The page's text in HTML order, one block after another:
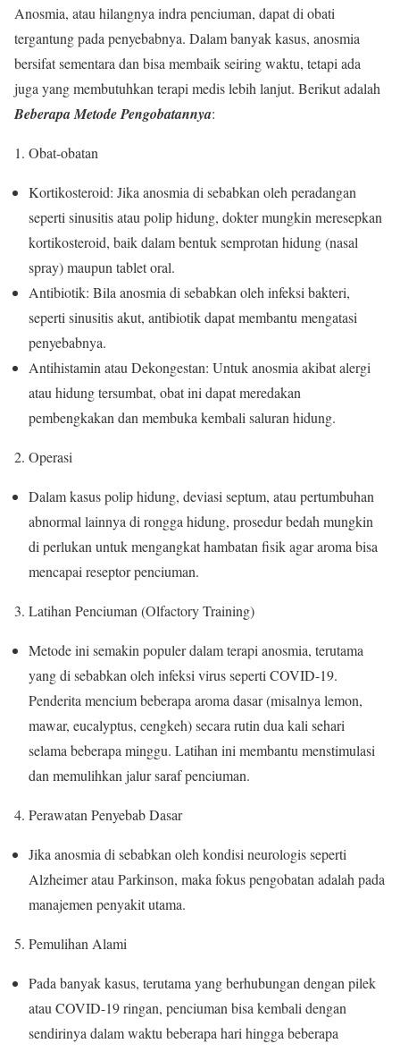
Anosmia, atau hilangnya indra penciuman, dapat di obati
tergantung pada penyebabnya. Dalam banyak kasus, anosmia
bersifat sementara dan bisa membaik seiring waktu, tetapi ada
juga yang membutuhkan terapi medis lebih lanjut. Berikut adalah
Beberapa Metode Pengobatannya:
Obat-obatan
Kortikosteroid: Jika anosmia di sebabkan oleh peradangan
seperti sinusitis atau polip hidung, dokter mungkin meresepkan
kortikosteroid, baik dalam bentuk semprotan hidung (nasal
spray) maupun tablet oral.
Antibiotik: Bila anosmia di sebabkan oleh infeksi bakteri,
seperti sinusitis akut, antibiotik dapat membantu mengatasi
penyebabnya.
Antihistamin atau Dekongestan: Untuk anosmia akibat alergi
atau hidung tersumbat, obat ini dapat meredakan
pembengkakan dan membuka kembali saluran hidung.
Operasi
Dalam kasus polip hidung, deviasi septum, atau pertumbuhan
abnormal lainnya di rongga hidung, prosedur bedah mungkin
di perlukan untuk mengangkat hambatan fisik agar aroma bisa
mencapai reseptor penciuman.
Latihan Penciuman (Olfactory Training)
Metode ini semakin populer dalam terapi anosmia, terutama
yang di sebabkan oleh infeksi virus seperti COVID-19.
Penderita mencium beberapa aroma dasar (misalnya lemon,
mawar, eucalyptus, cengkeh) secara rutin dua kali sehari
selama beberapa minggu. Latihan ini membantu menstimulasi
dan memulihkan jalur saraf penciuman.
Perawatan Penyebab Dasar
Jika anosmia di sebabkan oleh kondisi neurologis seperti
Alzheimer atau Parkinson, maka fokus pengobatan adalah pada
manajemen penyakit utama.
Pemulihan Alami
Pada banyak kasus, terutama yang berhubungan dengan pilek
atau COVID-19 ringan, penciuman bisa kembali dengan
sendirinya dalam waktu beberapa hari hingga beberapa